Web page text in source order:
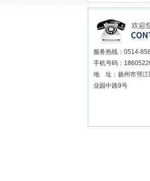
服务热线：0514-
手机号码：
地 址：扬州市邗江
业园中路9号